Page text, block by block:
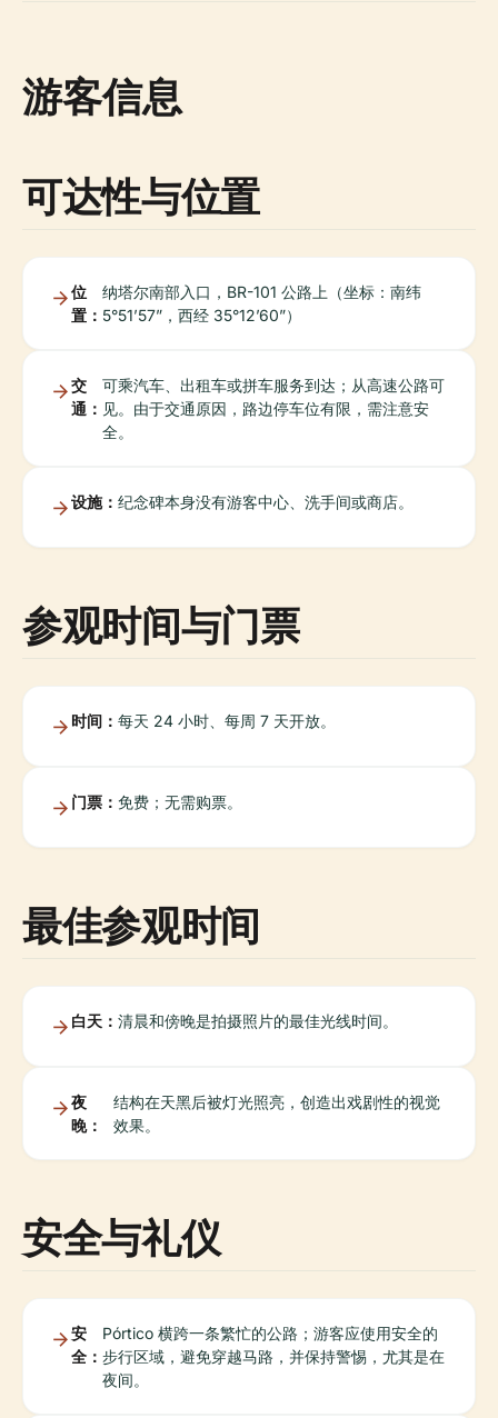
游客信息
可达性与位置
位
置：
纳塔尔南部入口，BR-101 公路上（坐标：南纬
5°51’57”，西经 35°12’60”）
交
通：
可乘汽车、出租车或拼车服务到达；从高速公路可
见。由于交通原因，路边停车位有限，需注意安
全。
设施： 纪念碑本身没有游客中心、洗手间或商店。
参观时间与门票
时间： 每天 24 小时、每周 7 天开放。
门票： 免费；无需购票。
最佳参观时间
白天： 清晨和傍晚是拍摄照片的最佳光线时间。
夜
晚：
结构在天黑后被灯光照亮，创造出戏剧性的视觉
效果。
安全与礼仪
安
全：
Pórtico 横跨一条繁忙的公路；游客应使用安全的
步行区域，避免穿越马路，并保持警惕，尤其是在
夜间。